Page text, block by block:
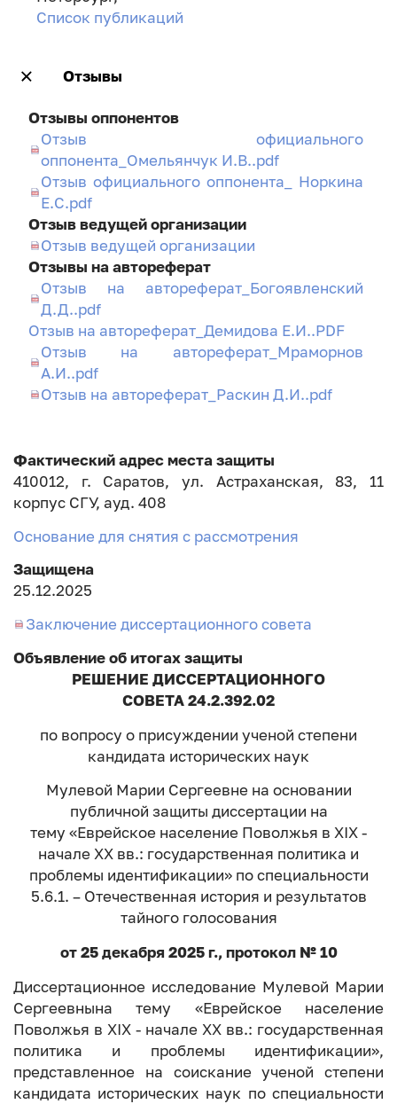
Список публикаций
Отзывы
Отзывы оппонентов
Отзыв официального
оппонента_Омельянчук И.В..pdf
Отзыв официального оппонента_ Норкина
Е.С.pdf
Отзыв ведущей организации
Отзыв ведущей организации
Отзывы на автореферат
Отзыв на автореферат_Богоявленский
Д.Д..pdf
Отзыв на автореферат_Демидова Е.И..PDF
Отзыв на автореферат_Мраморнов
А.И..pdf
Отзыв на автореферат_Раскин Д.И..pdf
Фактический адрес места защиты
410012, г. Саратов, ул. Астраханская, 83, 11
корпус СГУ, ауд. 408
Основание для снятия с рассмотрения
Защищена
25.12.2025
Заключение диссертационного совета
Объявление об итогах защиты
РЕШЕНИЕ ДИССЕРТАЦИОННОГО
СОВЕТА 24.2.392.02
по вопросу о присуждении ученой степени
кандидата исторических наук
Мулевой Марии Сергеевне на основании
публичной защиты диссертации на
тему «Еврейское население Поволжья в XIX -
начале XX вв.: государственная политика и
проблемы идентификации» по специальности
5.6.1. – Отечественная история и результатов
тайного голосования
от 25 декабря 2025 г., протокол № 10
Диссертационное исследование Мулевой Марии
Сергеевнына тему «Еврейское население
Поволжья в XIX - начале XX вв.: государственная
политика и проблемы идентификации»,
представленное на соискание ученой степени
кандидата исторических наук по специальности